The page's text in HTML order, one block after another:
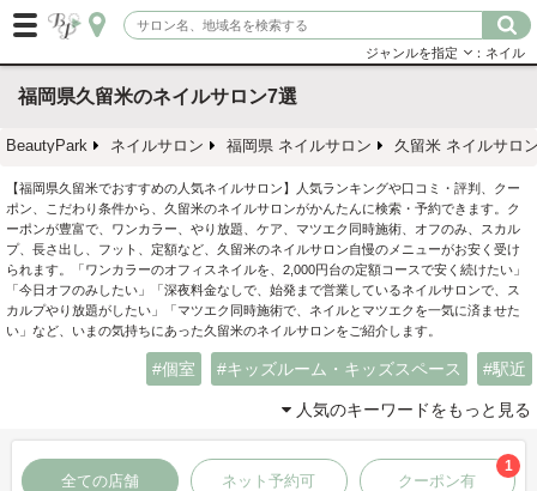
ジャンルを指定 ：ネイル
福岡県久留米のネイルサロン7選
BeautyPark ネイルサロン 福岡県 ネイルサロン 久留米 ネイルサロ
【福岡県久留米でおすすめの人気ネイルサロン】人気ランキングや口コミ・評判、クー
ポン、こだわり条件から、久留米のネイルサロンがかんたんに検索・予約できます。ク
ーポンが豊富で、ワンカラー、やり放題、ケア、マツエク同時施術、オフのみ、スカル
プ、長さ出し、フット、定額など、久留米のネイルサロン自慢のメニューがお安く受け
られます。「ワンカラーのオフィスネイルを、2,000円台の定額コースで安く続けたい」
「今日オフのみしたい」「深夜料金なしで、始発まで営業しているネイルサロンで、ス
カルプやり放題がしたい」「マツエク同時施術で、ネイルとマツエクを一気に済ませた
い」など、いまの気持ちにあった久留米のネイルサロンをご紹介します。
個室 キッズルーム・キッズスペース 駅近
人気のキーワードをもっと見る
全ての店舗 ネット予約可 クーポン有
1